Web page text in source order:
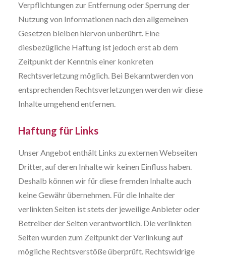
Verpflichtungen zur Entfernung oder Sperrung der
Nutzung von Informationen nach den allgemeinen
Gesetzen bleiben hiervon unberührt. Eine
diesbezügliche Haftung ist jedoch erst ab dem
Zeitpunkt der Kenntnis einer konkreten
Rechtsverletzung möglich. Bei Bekanntwerden von
entsprechenden Rechtsverletzungen werden wir diese
Inhalte umgehend entfernen.
Haftung für Links
Unser Angebot enthält Links zu externen Webseiten
Dritter, auf deren Inhalte wir keinen Einfluss haben.
Deshalb können wir für diese fremden Inhalte auch
keine Gewähr übernehmen. Für die Inhalte der
verlinkten Seiten ist stets der jeweilige Anbieter oder
Betreiber der Seiten verantwortlich. Die verlinkten
Seiten wurden zum Zeitpunkt der Verlinkung auf
mögliche Rechtsverstöße überprüft. Rechtswidrige